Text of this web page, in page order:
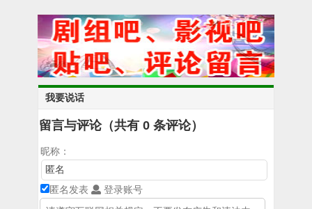
我要说话
留言与评论（共有 0 条评论）
昵称：
匿名发表 登录账号